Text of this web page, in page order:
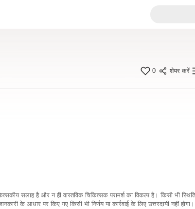
0 शेयर करें
सलाह है और न ही वास्तविक चिकित्सक परामर्श का विकल्प है। किसी भी
के आधार पर किए गए किसी भी निर्णय या कार्रवाई के लिए उत्तरदायी नहीं होगा।